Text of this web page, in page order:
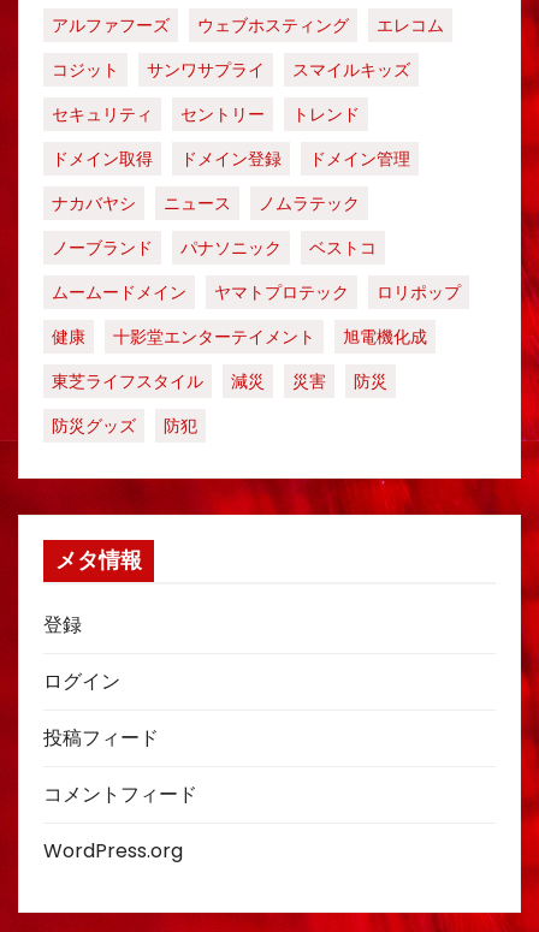
アルファフーズ
ウェブホスティング
エレコム
コジット
サンワサプライ
スマイルキッズ
セキュリティ
セントリー
トレンド
ドメイン取得
ドメイン登録
ドメイン管理
ナカバヤシ
ニュース
ノムラテック
ノーブランド
パナソニック
ベストコ
ムームードメイン
ヤマトプロテック
ロリポップ
健康
十影堂エンターテイメント
旭電機化成
東芝ライフスタイル
減災 災害
防災
防災グッズ
防犯
メタ情報
登録
ログイン
投稿フィード
コメントフィード
WordPress.org